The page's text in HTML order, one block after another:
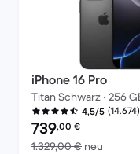
iPhone 16 Pro
Titan Schwarz • 256
4,5/5 (14.674)
Preis des erneuerten
739,00 €
1.329,00 € neu Im